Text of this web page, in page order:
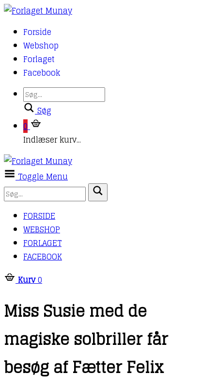
Forside
Webshop
Forlaget
Facebook
Søg
0
Indlæser kurv...
Toggle Menu
FORSIDE
WEBSHOP
FORLAGET
FACEBOOK
Kurv0
Miss Susie med de
magiske solbriller får
besøg af Fætter Felix